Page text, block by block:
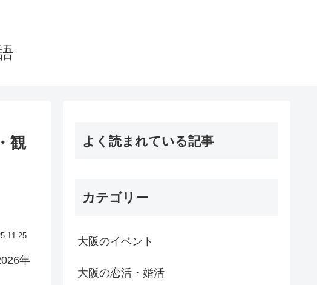
観
年
よく読まれている記事
カテゴリー
大阪のイベント
大阪の恋活・婚活